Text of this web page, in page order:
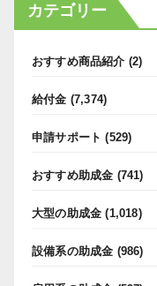
カテゴリー
おすすめ商品紹介 (2)
給付金 (7,374)
申請サポート (529)
おすすめ助成金 (741)
大型の助成金 (1,018)
設備系の助成金 (986)